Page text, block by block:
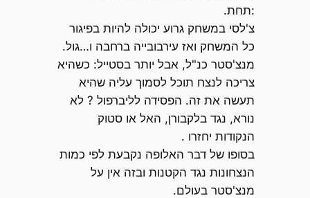
:תחת.
צ'לסי במשחק גרוע יכולה להיות בפיגור
כל המשחק ואז עירבובייה ברחבה ו…גול.
מנצ'סטר כנ"ל, אבל יותר בסטייל: כשהיא
צריכה לנצח תוכל לסמוך עליה שהיא
תעשה את זה. הפסידה לליברפול ? לא
נורא, נגד בלקבורן, האל או סטוק
הנקודות יחזרו .
בסופו של דבר האלופה נקבעת לפי כמות
הנצחונות נגד הקטנות ובזה אין על
מנצ'סטר בעולם.